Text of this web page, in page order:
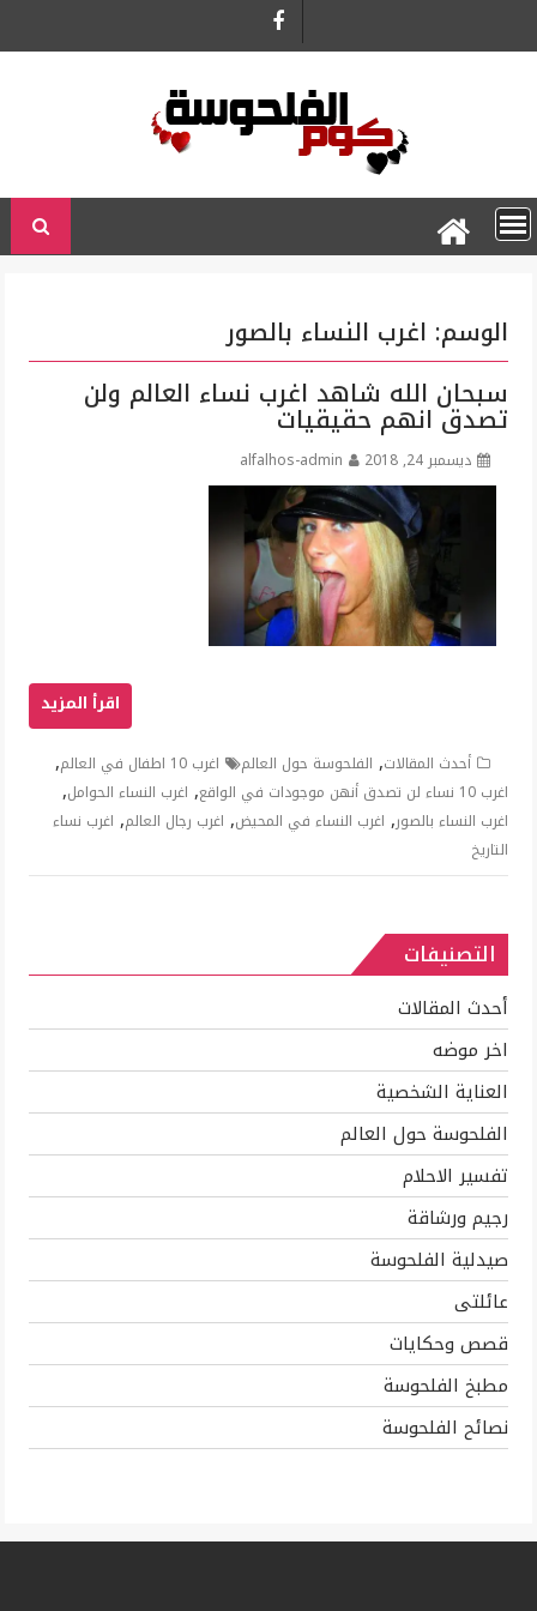
الوسم: اغرب النساء بالصور
سبحان الله شاهد اغرب نساء العالم ولن
تصدق انهم حقيقيات
ديسمبر 24, 2018 alfalhos-admin
أحدث المقالات, الفلحوسة حول العالم اغرب 10 اطفال في العالم ,
اغرب 10 نساء لن تصدق أنهن موجودات في الواقع , اغرب النساء الحوامل,
اغرب النساء بالصور, اغرب النساء في المحيض, اغرب رجال العالم, اغرب نساء
التاريخ
التصنيفات
أحدث المقالات
اخر موضه
العناية الشخصية
الفلحوسة حول العالم
تفسير الاحلام
رجيم ورشاقة
صيدلية الفلحوسة
عائلتى
قصص وحكايات
مطبخ الفلحوسة
نصائح الفلحوسة